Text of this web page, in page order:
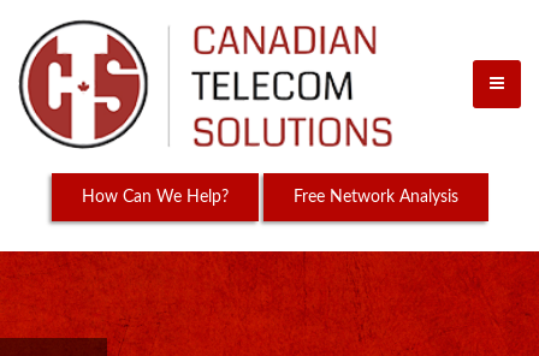
How Can We Help? Free Network Analysis